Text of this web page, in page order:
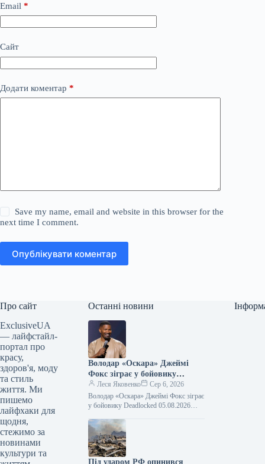
Email *
Сайт
Додати коментар *
Save my name, email and website in this browser for the
next time I comment.
Опублікувати коментар
Про сайт
ExclusiveUA
— лайфстайл-
портал про
красу,
здоров'я, моду
та стиль
життя. Ми
пишемо
лайфхаки для
щодня,
стежимо за
новинами
культури та
Останні новини
Володар «Оскара» Джеймі
Фокс зіграє у бойовику
Deadlocked
Леся Яковенко
Сер 6, 2026
Володар «Оскара» Джеймі Фокс зіграє
у бойовику Deadlocked 05.08.2026
лауреат премії «Оскар» Джеймі Фокс
зіграє головну…
Під ударом РФ опинився